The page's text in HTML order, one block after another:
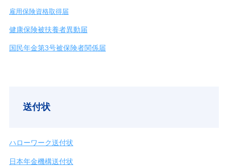
雇用保険資格取得届
健康保険被扶養者異動届
国民年金第3号被保険者関係届
送付状
ハローワーク送付状
日本年金機構送付状